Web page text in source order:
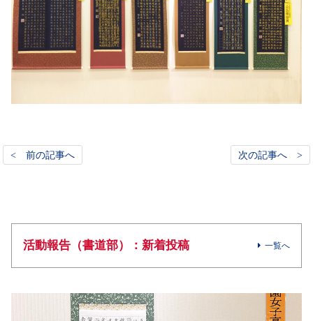
< 前の記事へ 次の記事へ >
活動報告（書道部）：新着投稿 一覧へ